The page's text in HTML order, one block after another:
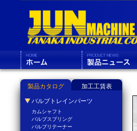
製品カタログ 加工工賃表
バルブトレインパーツ
カムシャフト
バルブスプリング
バルブリテーナー